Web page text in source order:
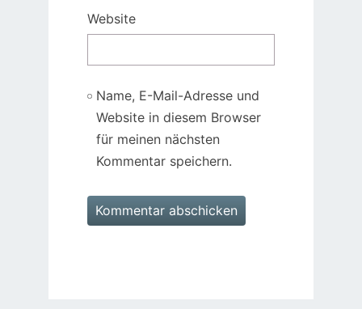
Website
Name, E-Mail-Adresse und
Website in diesem Browser
für meinen nächsten
Kommentar speichern.